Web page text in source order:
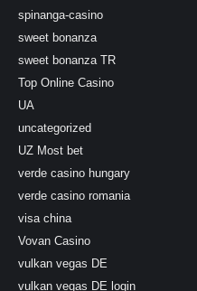
spinanga-casino
sweet bonanza
sweet bonanza TR
Top Online Casino
UA
uncategorized
UZ Most bet
verde casino hungary
verde casino romania
visa china
Vovan Casino
vulkan vegas DE
vulkan vegas DE login